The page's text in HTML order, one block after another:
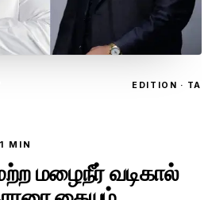
EDITION · TA
1 MIN
மழைநீர் வடிகால்